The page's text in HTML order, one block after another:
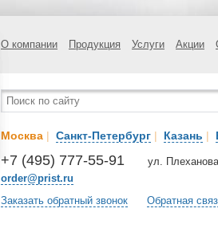
О компании Продукция Услуги Акции
Москва | Санкт-Петербург | Казань |
+7 (495) 777-55-91
order@prist.ru
ул.
Заказать обратный звонок Обратная